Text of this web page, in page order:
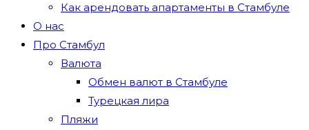
Как арендовать апартаменты в Стамбуле
О нас
Про Стамбул
Валюта
Обмен валют в Стамбуле
Турецкая лира
Пляжи